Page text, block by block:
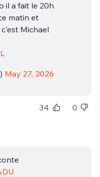
il a fait le 20h
matin et
Michael
May 27, 2026
34 0